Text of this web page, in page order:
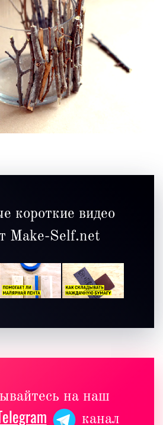
короткие видео
Make-Self.net
на наш
канал